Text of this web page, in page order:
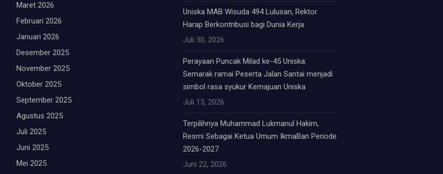
Maret 2026
Februari 2026
Januari 2026
Desember 2025
November 2025
Oktober 2025
September 2025
Agustus 2025
Juli 2025
Juni 2025
Mei 2025
Uniska MAB Wisuda 494 Lulusan, Rektor
Harap Berkontribusi bagi Dunia Kerja
Juli 30, 2026
Perayaan Puncak Milad ke-45 Uniska:
Semarak ramai Peserta Jalan Santai menjadi
simbol rasa syukur Kemajuan Uniska
Juli 13, 2026
Terpilihnya Muhammad Lukmanul Hakim,
Resmi Sebagai Ketua Umum IkmaBan Periode
2026-2027
Juni 22, 2026